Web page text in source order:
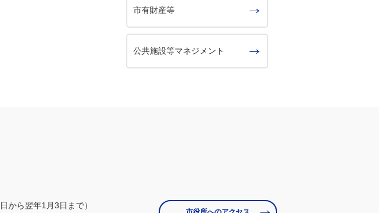
市有財産等
公共施設等マネジメント
から翌年1月3日まで）